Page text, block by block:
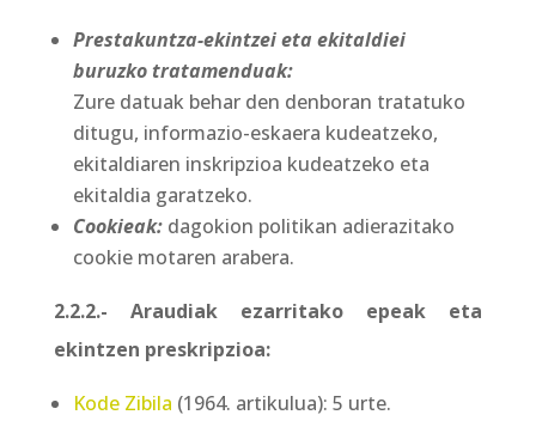
Prestakuntza-ekintzei eta ekitaldiei
buruzko tratamenduak:
Zure datuak behar den denboran tratatuko
ditugu, informazio-eskaera kudeatzeko,
ekitaldiaren inskripzioa kudeatzeko eta
ekitaldia garatzeko.
Cookieak:dagokion politikan adierazitako
cookie motaren arabera.
2.2.2.- Araudiak ezarritako epeak eta
ekintzen preskripzioa:
Kode Zibila (1964. artikulua): 5 urte.